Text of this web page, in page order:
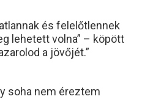
és felelőtlennek
lehetett volna” – köpött
a jövőjét.”
soha nem éreztem